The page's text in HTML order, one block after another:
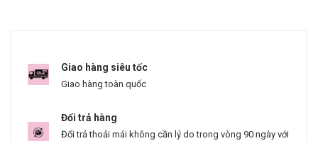
Giao hàng siêu tốc
Giao hàng toàn quốc
Đổi trả hàng
Đổi trả thoải mái không cần lý do trong vòng 90 ngày với